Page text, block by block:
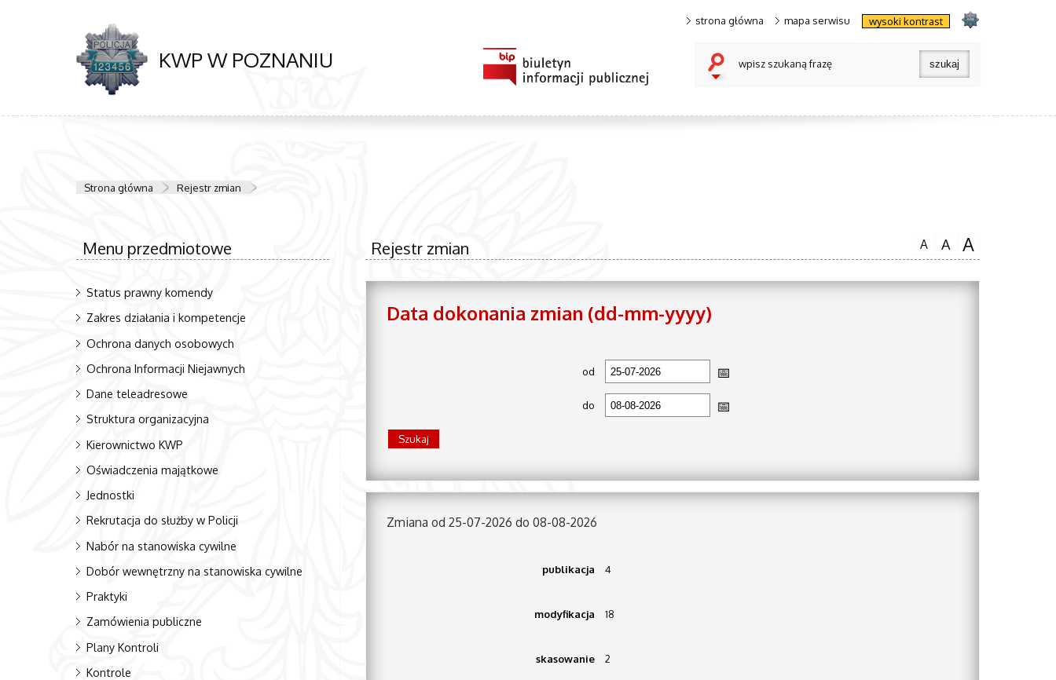
KWP W POZNANIU
strona główna mapa serwisu wysoki kontrast
wpisz szukaną frazę
Strona główna Rejestr zmian
Menu przedmiotowe
Status prawny komendy
Zakres działania i kompetencje
Ochrona danych osobowych
Ochrona Informacji Niejawnych
Dane teleadresowe
Struktura organizacyjna
Kierownictwo KWP
Oświadczenia majątkowe
Jednostki
Rekrutacja do służby w Policji
Nabór na stanowiska cywilne
Dobór wewnętrzny na stanowiska cywilne
Praktyki
Zamówienia publiczne
Plany Kontroli
Kontrole
Rejestr zmian A A A
Data dokonania zmian (dd-mm-yyyy)
od
do
Zmiana od 25-07-2026 do 08-08-2026
publikacja 4
modyfikacja 18
skasowanie 2